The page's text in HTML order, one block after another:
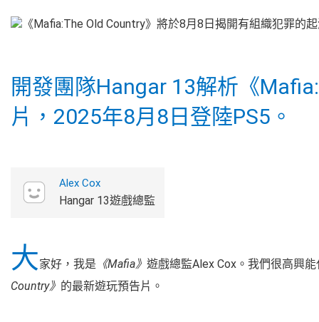
開發團隊Hangar 13解析《
片，2025年8月8日登陸PS5。
Alex Cox
Hangar 13遊戲總監
大家好，我是 《Mafia》 遊戲總監Alex Cox。我們很高興
Country》 的最新遊玩預告片。